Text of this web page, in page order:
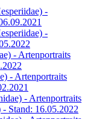
-
-
- Artenportraits
- Artenportraits
- Artenportraits
Stand: 16.05.2022